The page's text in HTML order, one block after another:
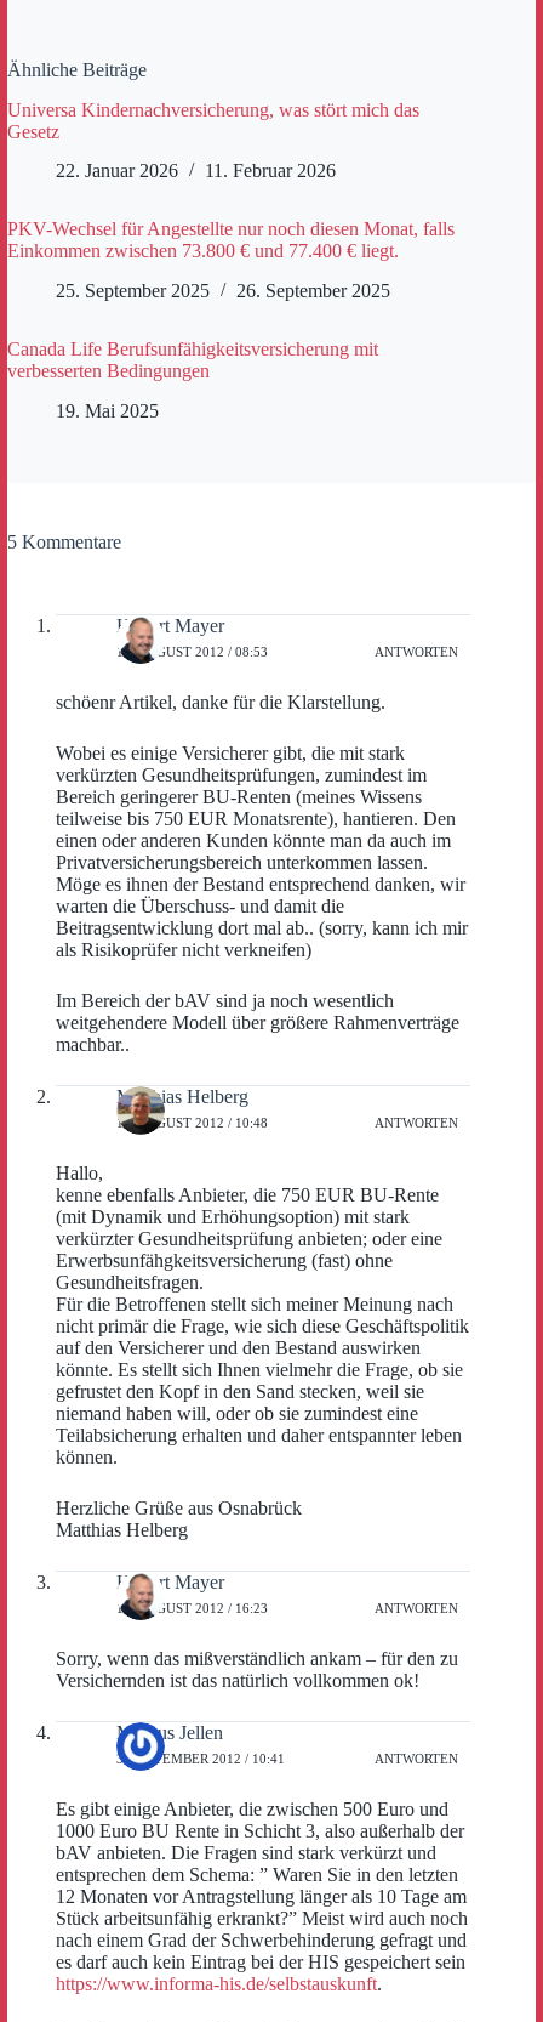
Ähnliche Beiträge
Universa Kindernachversicherung, was stört mich das
Gesetz
22. Januar 2026
11. Februar 2026
PKV-Wechsel für Angestellte nur noch diesen Monat, falls
Einkommen zwischen 73.800 € und 77.400 € liegt.
25. September 2025
26. September 2025
Canada Life Berufsunfähigkeitsversicherung mit
verbesserten Bedingungen
19. Mai 2025
5 Kommentare
Hubert Mayer
15. AUGUST 2012 / 08:53 ANTWORTEN
schöenr Artikel, danke für die Klarstellung.
Wobei es einige Versicherer gibt, die mit stark
verkürzten Gesundheitsprüfungen, zumindest im
Bereich geringerer BU-Renten (meines Wissens
teilweise bis 750 EUR Monatsrente), hantieren. Den
einen oder anderen Kunden könnte man da auch im
Privatversicherungsbereich unterkommen lassen.
Möge es ihnen der Bestand entsprechend danken, wir
warten die Überschuss- und damit die
Beitragsentwicklung dort mal ab.. (sorry, kann ich mir
als Risikoprüfer nicht verkneifen)
Im Bereich der bAV sind ja noch wesentlich
weitgehendere Modell über größere Rahmenverträge
machbar..
Matthias Helberg
17. AUGUST 2012 / 10:48 ANTWORTEN
Hallo,
kenne ebenfalls Anbieter, die 750 EUR BU-Rente
(mit Dynamik und Erhöhungsoption) mit stark
verkürzter Gesundheitsprüfung anbieten; oder eine
Erwerbsunfähgkeitsversicherung (fast) ohne
Gesundheitsfragen.
Für die Betroffenen stellt sich meiner Meinung nach
nicht primär die Frage, wie sich diese Geschäftspolitik
auf den Versicherer und den Bestand auswirken
könnte. Es stellt sich Ihnen vielmehr die Frage, ob sie
gefrustet den Kopf in den Sand stecken, weil sie
niemand haben will, oder ob sie zumindest eine
Teilabsicherung erhalten und daher entspannter leben
können.
Herzliche Grüße aus Osnabrück
Matthias Helberg
Hubert Mayer
17. AUGUST 2012 / 16:23 ANTWORTEN
Sorry, wenn das mißverständlich ankam – für den zu
Versichernden ist das natürlich vollkommen ok!
Markus Jellen
3. SEPTEMBER 2012 / 10:41 ANTWORTEN
Es gibt einige Anbieter, die zwischen 500 Euro und
1000 Euro BU Rente in Schicht 3, also außerhalb der
bAV anbieten. Die Fragen sind stark verkürzt und
entsprechen dem Schema: ” Waren Sie in den letzten
12 Monaten vor Antragstellung länger als 10 Tage am
Stück arbeitsunfähig erkrankt?” Meist wird auch noch
nach einem Grad der Schwerbehinderung gefragt und
es darf auch kein Eintrag bei der HIS gespeichert sein
https://www.informa-his.de/selbstauskunft.